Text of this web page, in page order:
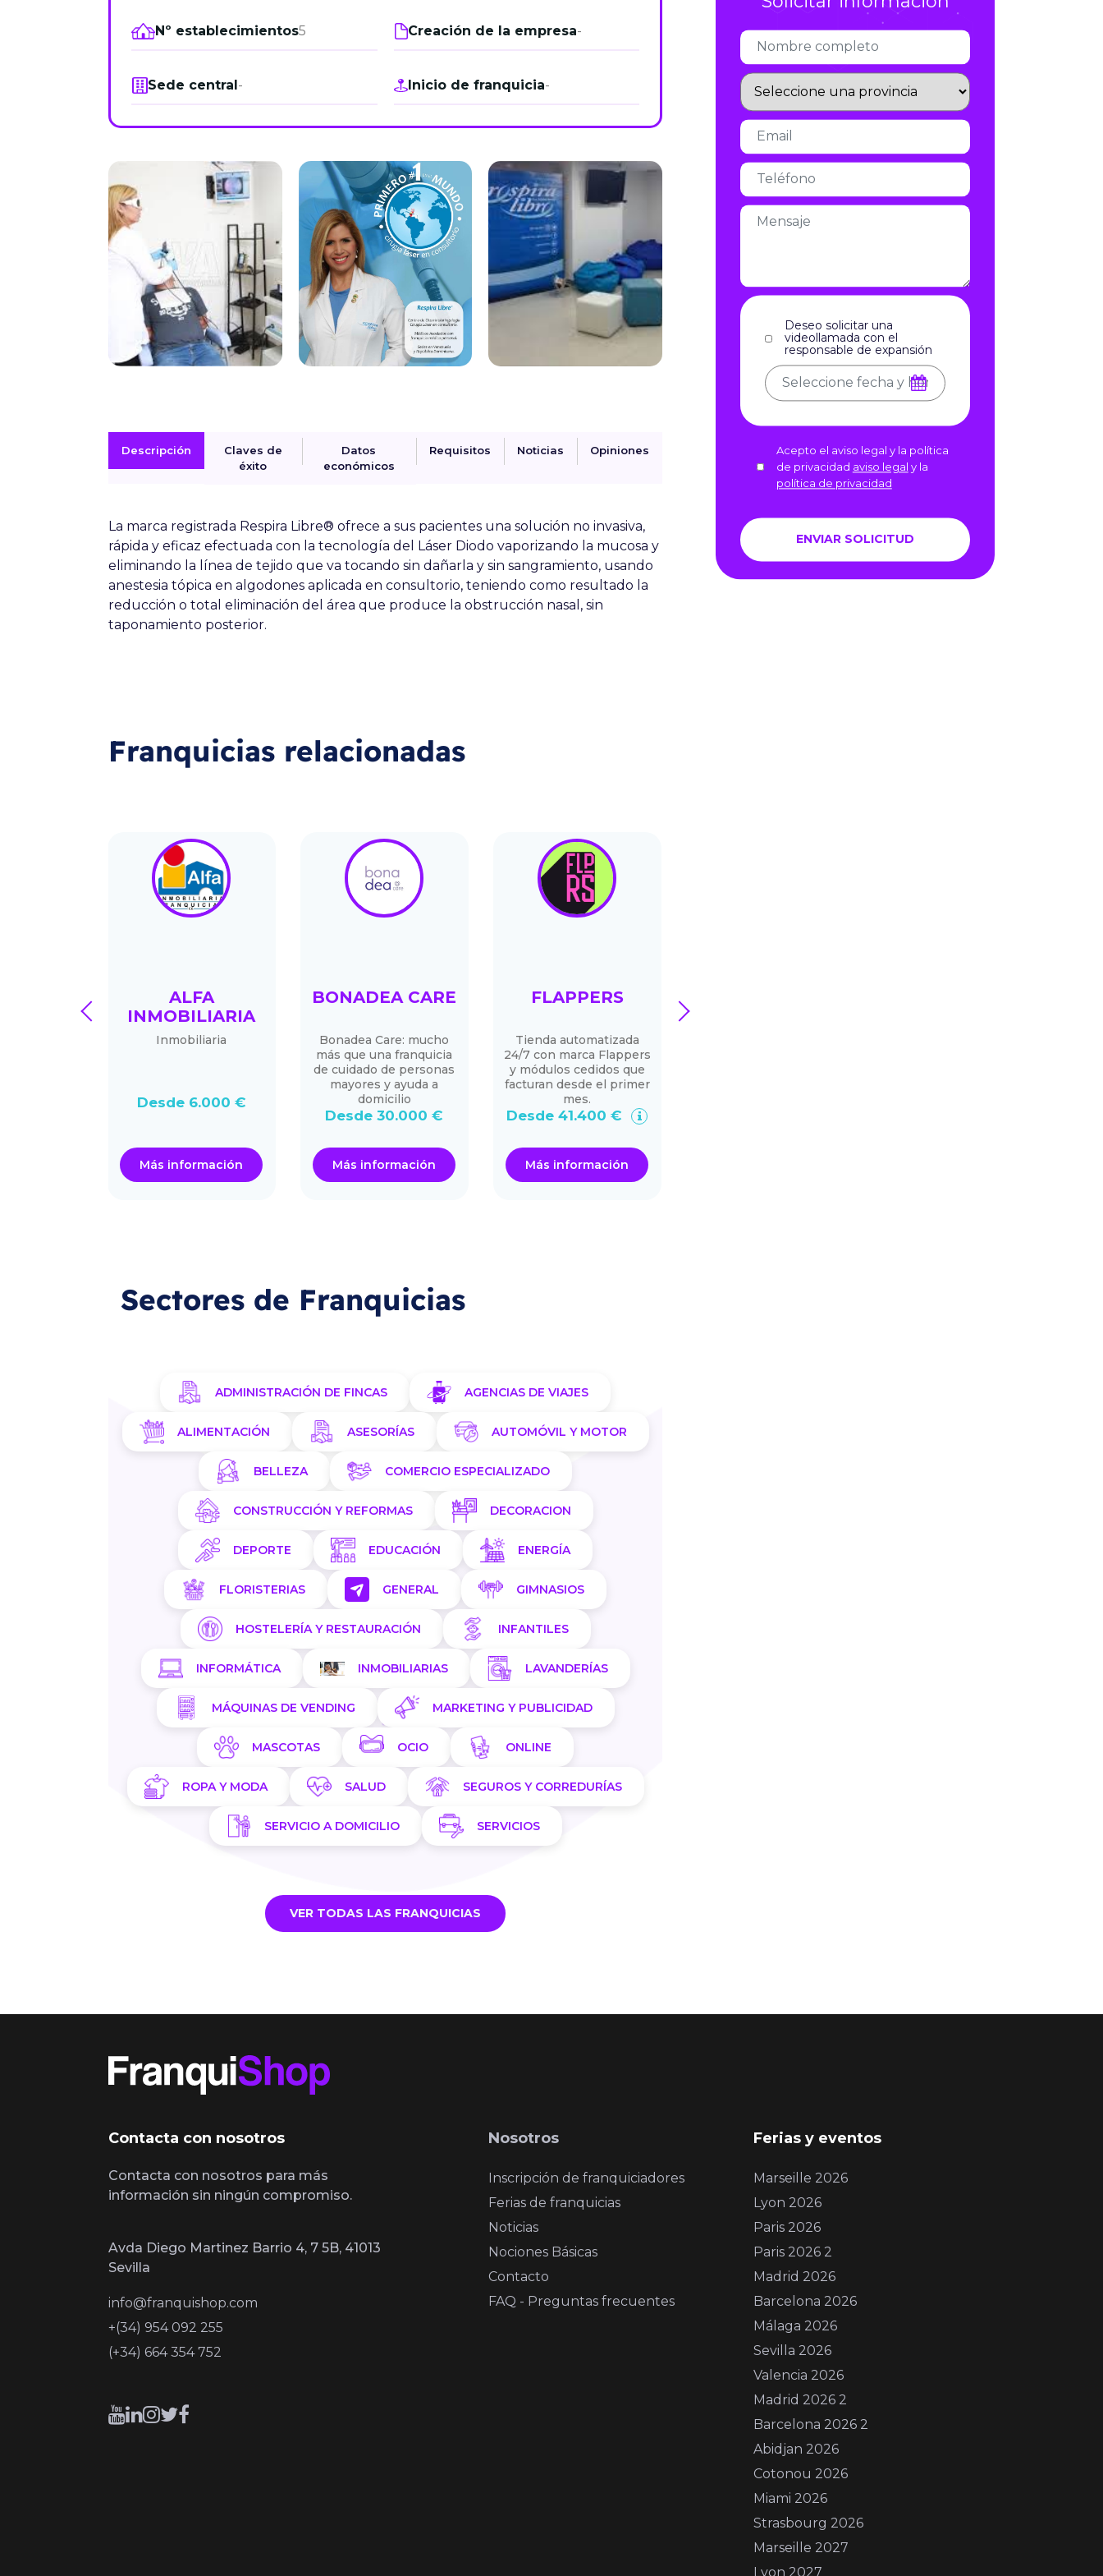
de octubre
Barcelona 2026 2 -
05 de noviembre
VER MÁS
Infórmate
Nº establecimientos5 Creación de la empresa-
Sede central - Inicio de franquicia-
Descripción
Claves de
éxito
Datos
económicos
Requisitos Noticias Opiniones
La marca registrada Respira Libre® ofrece a sus pacientes una solución no invasiva,
rápida y eficaz efectuada con la tecnología del Láser Diodo vaporizando la mucosa y
eliminando la línea de tejido que va tocando sin dañarla y sin sangramiento, usando
anestesia tópica en algodones aplicada en consultorio, teniendo como resultado la
reducción o total eliminación del área que produce la obstrucción nasal, sin
taponamiento posterior.
Franquicias relacionadas
ALFA
INMOBILIARIA
Inmobiliaria
Desde 6.000 €
Más información
BONADEA CARE
Bonadea Care: mucho
más que una franquicia
de cuidado de personas
mayores y ayuda a
domicilio
Desde 30.000 €
Más información
FLAPPERS
Tienda automatizada
24/7 con marca Flappers
y módulos cedidos que
facturan desde el primer
mes.
Desde 41.400 €
Más información
prev next
Sectores de Franquicias
ADMINISTRACIÓN DE FINCAS AGENCIAS DE VIAJES
ALIMENTACIÓN ASESORÍAS AUTOMÓVIL Y MOTOR
BELLEZA COMERCIO ESPECIALIZADO
CONSTRUCCIÓN Y REFORMAS DECORACION
DEPORTE EDUCACIÓN ENERGÍA
FLORISTERIAS GENERAL GIMNASIOS
HOSTELERÍA Y RESTAURACIÓN INFANTILES
INFORMÁTICA INMOBILIARIAS LAVANDERÍAS
MÁQUINAS DE VENDING MARKETING Y PUBLICIDAD
MASCOTAS OCIO ONLINE
ROPA Y MODA SALUD SEGUROS Y CORREDURÍAS
SERVICIO A DOMICILIO SERVICIOS
VER TODAS LAS FRANQUICIAS
Deseo solicitar una
videollamada con el
responsable de expansión
Acepto el aviso legal y la política
de privacidad aviso legal y la
política de privacidad
Contacta con nosotros
Contacta con nosotros para más
información sin ningún compromiso.
Avda Diego Martinez Barrio 4, 7 5B, 41013
Sevilla
info@franquishop.com
+(34) 954 092 255
(+34) 664 354 752
Nosotros
Inscripción de franquiciadores
Ferias de franquicias
Noticias
Nociones Básicas
Contacto
FAQ - Preguntas frecuentes
Ferias y eventos
Marseille 2026
Lyon 2026
Paris 2026
Paris 2026 2
Madrid 2026
Barcelona 2026
Málaga 2026
Sevilla 2026
Valencia 2026
Madrid 2026 2
Barcelona 2026 2
Abidjan 2026
Cotonou 2026
Miami 2026
Strasbourg 2026
Marseille 2027
Lyon 2027